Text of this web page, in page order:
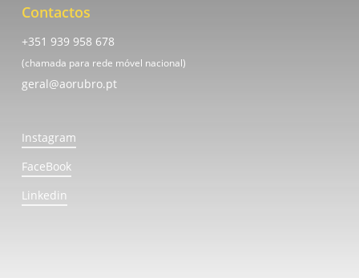
Contactos
+351 939 958 678
(chamada para rede móvel nacional)
geral@aorubro.pt
Instagram
FaceBook
Linkedin